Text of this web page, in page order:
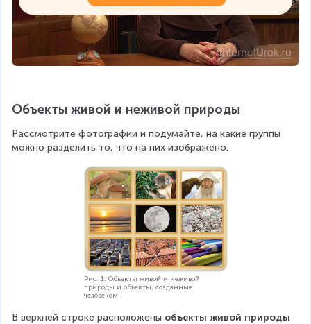
Объекты живой и неживой природы
Рассмотрите фотографии и подумайте, на какие группы
можно разделить то, что на них изображено:
Рис. 1. Объекты живой и неживой
природы и объекты, созданные
человеком
В верхней строке расположены объекты живой природы